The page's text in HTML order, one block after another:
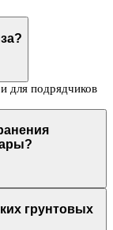
для подрядчиков
грунтовых